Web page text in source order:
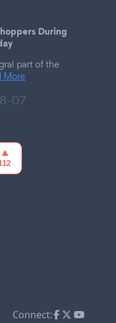
During
part of the
More
07
Connect: